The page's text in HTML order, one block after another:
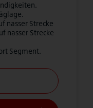
nasser Strecke
nasser Strecke
Segment.